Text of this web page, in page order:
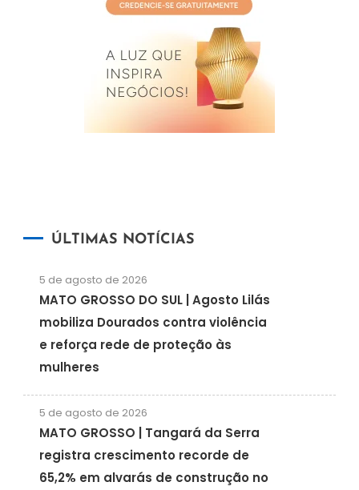
ÚLTIMAS NOTÍCIAS
5 de agosto de 2026
MATO GROSSO DO SUL | Agosto Lilás
mobiliza Dourados contra violência
e reforça rede de proteção às
mulheres
5 de agosto de 2026
MATO GROSSO | Tangará da Serra
registra crescimento recorde de
65,2% em alvarás de construção no